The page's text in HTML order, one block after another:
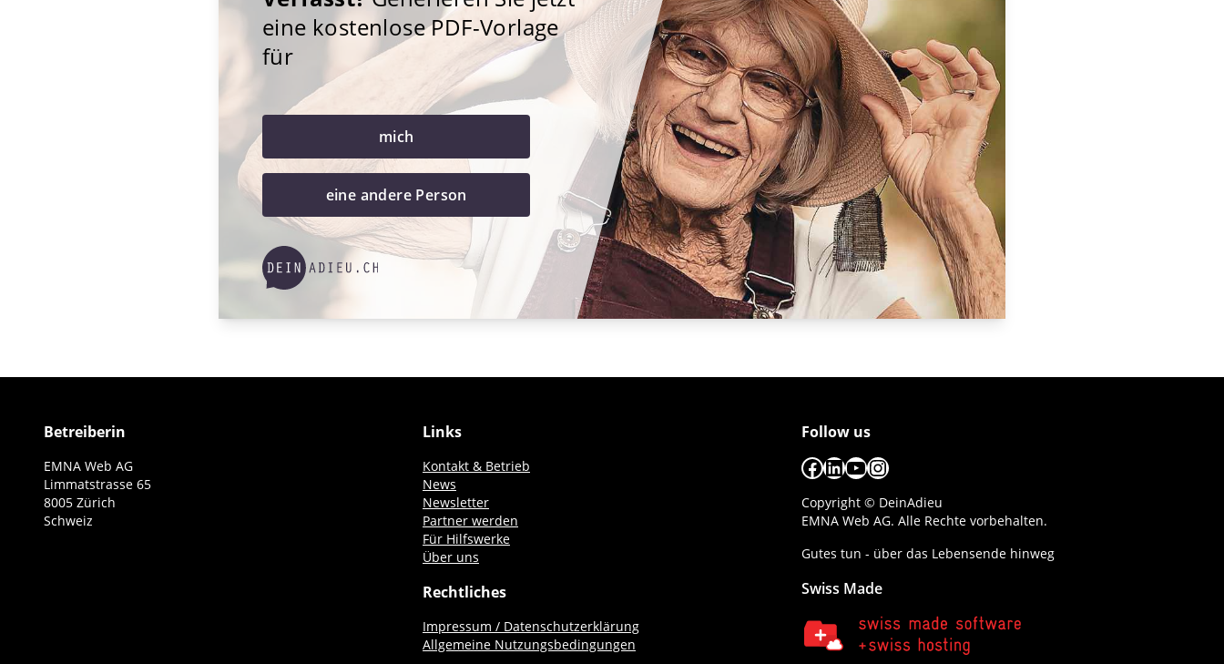
eine kostenlose PDF-Vorlage
für
mich
eine andere Person
Betreiberin
EMNA Web AG
Limmatstrasse 65
8005 Zürich
Schweiz
Links
Kontakt & Betrieb
News
Newsletter
Partner werden
Für Hilfswerke
Über uns
Rechtliches
Impressum / Datenschutzerklärung
Allgemeine Nutzungsbedingungen
Follow us
Facebook
LinkedIn
YouTube
Instagram
Copyright © DeinAdieu
EMNA Web AG. Alle Rechte vorbehalten.
Gutes tun - über das Lebensende hinweg
Swiss Made